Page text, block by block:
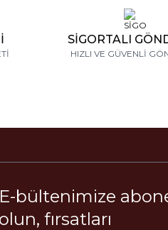
SİGORTALI
HIZLI VE GÜVENLİ
E-bültenimize
olun, fırsatları